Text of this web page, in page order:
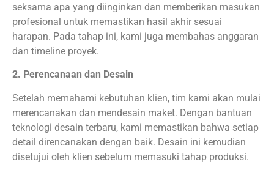
seksama apa yang diinginkan dan memberikan masukan
profesional untuk memastikan hasil akhir sesuai
harapan. Pada tahap ini, kami juga membahas anggaran
dan timeline proyek.
2. Perencanaan dan Desain
Setelah memahami kebutuhan klien, tim kami akan mulai
merencanakan dan mendesain maket. Dengan bantuan
teknologi desain terbaru, kami memastikan bahwa setiap
detail direncanakan dengan baik. Desain ini kemudian
disetujui oleh klien sebelum memasuki tahap produksi.